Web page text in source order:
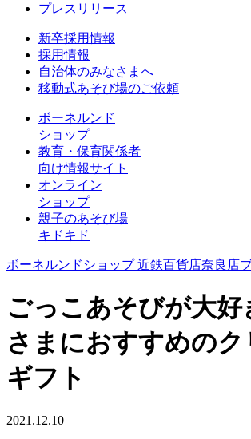
プレスリリース
新卒採用情報
採用情報
自治体のみなさまへ
移動式あそび場のご依頼
ボーネルンド
ショップ
教育・保育関係者
向け情報サイト
オンライン
ショップ
親子のあそび場
キドキド
ボーネルンドショップ 近鉄百貨店奈良店
ごっこあそびが大好
さまにおすすめのク
ギフト
2021.12.10